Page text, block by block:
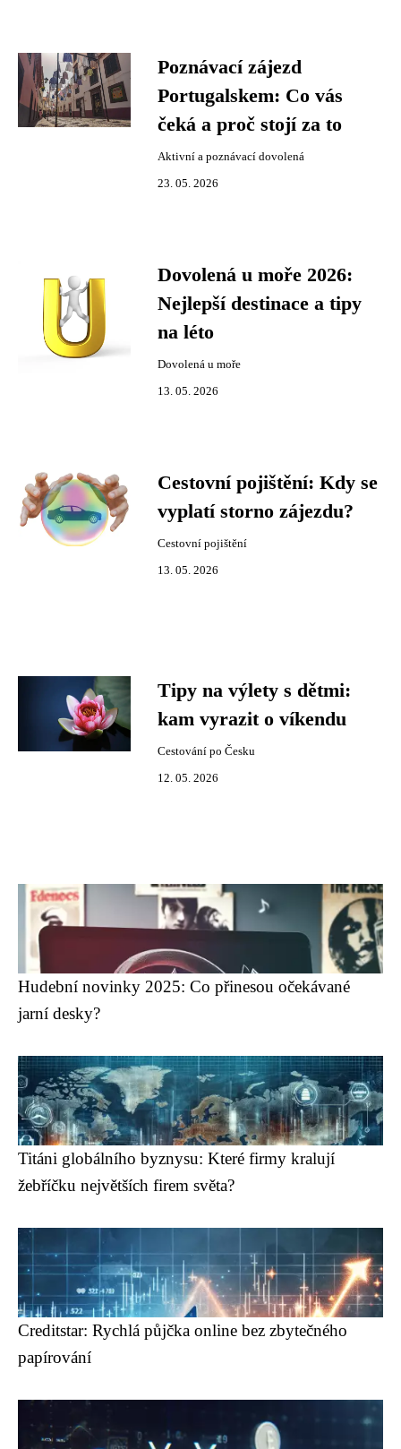
Poznávací zájezd
Portugalskem: Co vás
čeká a proč stojí za to
Aktivní a poznávací dovolená
23. 05. 2026
Dovolená u moře 2026:
Nejlepší destinace a tipy
na léto
Dovolená u moře
13. 05. 2026
Cestovní pojištění: Kdy se
vyplatí storno zájezdu?
Cestovní pojištění
13. 05. 2026
Tipy na výlety s dětmi:
kam vyrazit o víkendu
Cestování po Česku
12. 05. 2026
Hudební novinky 2025: Co přinesou očekávané
jarní desky?
Titáni globálního byznysu: Které firmy kralují
žebříčku největších firem světa?
Creditstar: Rychlá půjčka online bez zbytečného
papírování